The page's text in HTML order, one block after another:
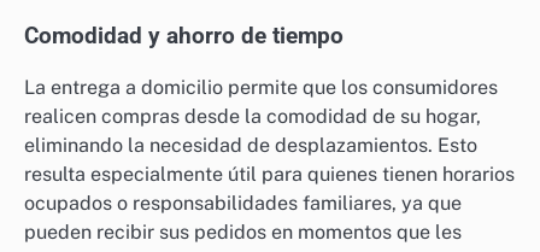
Comodidad y ahorro de tiempo
La entrega a domicilio permite que los consumidores
realicen compras desde la comodidad de su hogar,
eliminando la necesidad de desplazamientos. Esto
resulta especialmente útil para quienes tienen horarios
ocupados o responsabilidades familiares, ya que
pueden recibir sus pedidos en momentos que les